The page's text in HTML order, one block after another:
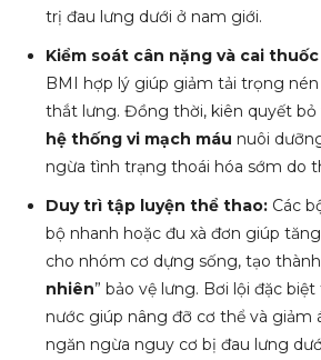
trị đau lưng dưới ở nam giới.
Kiểm soát cân nặng và cai thuốc
BMI hợp lý giúp giảm tải trọng
thắt lưng. Đồng thời, kiên quyết bỏ
hệ thống vi mạch máu nuôi
ngừa tình trạng thoái hóa sớm do
Duy trì tập luyện thể thao: Các
bộ nhanh hoặc đu xà đơn giúp
cho nhóm cơ dựng sống, tạo thành
nhiên” bảo vệ lưng. Bơi lội đặc
nước giúp nâng đỡ cơ thể và giảm
ngăn ngừa nguy cơ bị đau lưng